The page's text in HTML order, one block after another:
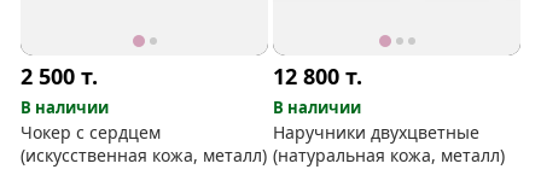
2 500т.
В наличии
Чокер с сердцем
(искусственная кожа, металл)
12 800т.
В наличии
Наручники двухцветные
(натуральная кожа, металл)